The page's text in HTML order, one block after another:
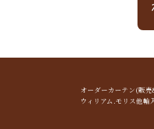
オーダーカーテン(販
ウィリアム.モリス他